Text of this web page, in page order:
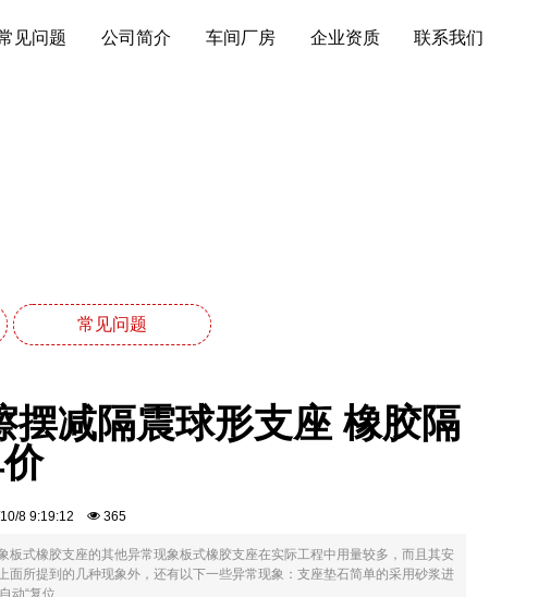
见问题 公司简介 车间厂房 企业资质 联系我们
常见问题
减隔震球形支座 橡胶隔
10/8 9:19:12 365
式橡胶支座的其他异常现象板式橡胶支座在实际工程中用量较多，而且其安
所提到的几种现象外，还有以下一些异常现象：支座垫石简单的采用砂浆进